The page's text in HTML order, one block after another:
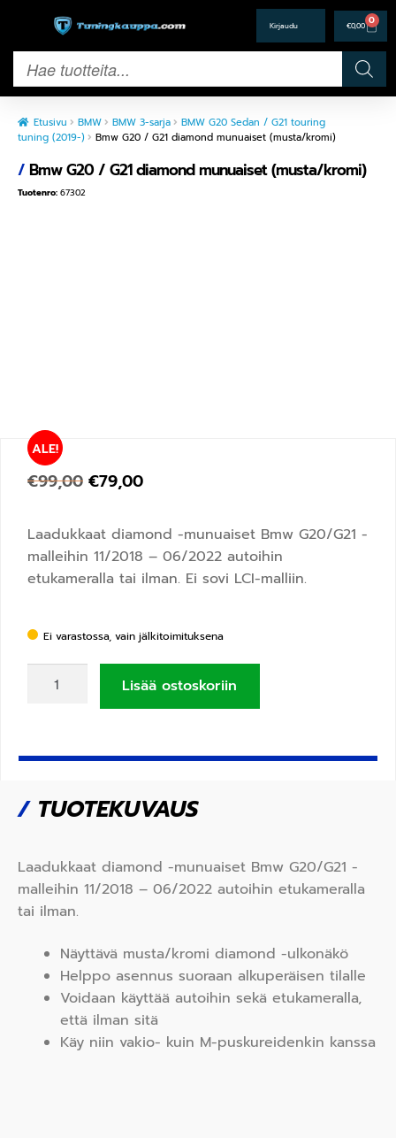
€0,00 0
Etusivu BMW BMW 3-sarja
BMW G20 Sedan / G21 touring
tuning (2019-)
Bmw G20 / G21 diamond munuaiset (musta/kromi)
/Bmw G20 / G21 diamond munuaiset (musta/kromi)
Tuotenro: 67302
ALE!
€99,00 €79,00
Laadukkaat diamond -munuaiset Bmw G20/G21 -
malleihin 11/2018 – 06/2022 autoihin
etukameralla tai ilman. Ei sovi LCI-malliin.
Ei varastossa, vain jälkitoimituksena
Lisää ostoskoriin
/TUOTEKUVAUS
Laadukkaat diamond -munuaiset Bmw G20/G21 -
malleihin 11/2018 – 06/2022 autoihin etukameralla
tai ilman.
Näyttävä musta/kromi diamond -ulkonäkö
Helppo asennus suoraan alkuperäisen tilalle
Voidaan käyttää autoihin sekä etukameralla,
että ilman sitä
Käy niin vakio- kuin M-puskureidenkin kanssa